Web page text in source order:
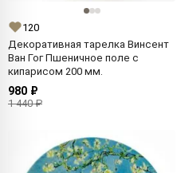
120
Декоративная тарелка Винсент
Ван Гог Пшеничное поле с
кипарисом 200 мм.
980 ₽
1 440 ₽